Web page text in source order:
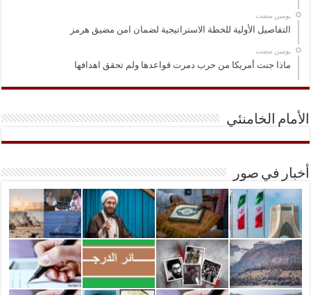
‏يومين مضت
التفاصيل الأولية للخطة الاستراتيجية لضمان امن مضيق هرمز
‏يومين مضت
ماذا جنت أمريكا من حرب دمرت قواعدها ولم تحقق اهدافها
الأمام الخامنئي
أخبار في صور